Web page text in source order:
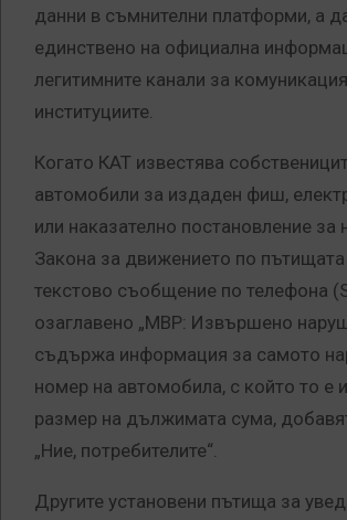
данни в съмнителни платформи, а
единствено на официална
легитимните канали за
институциите.
Когато КАТ известява
автомобили за издаден фиш,
или наказателно постановление за
Закона за движението по пътищата
текстово съобщение по телефона
озаглавено „МВР: Извършено
съдържа информация за самото
номер на автомобила, с който то е
размер на дължимата сума,
„Ние, потребителите“.
Другите установени пътища за